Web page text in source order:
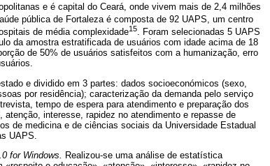
e é capital do Ceará, onde vivem mais de 2,4 milhões
pública de Fortaleza é composta de 92 UAPS, um centro
de média complexidade15. Foram selecionadas 5 UAPS
da amostra estratificada de usuários com idade acima de 18
de 50% de usuários satisfeitos com a humanização, erro
e dividido em 3 partes: dados socioeconómicos (sexo,
por residência); caracterização da demanda pelo serviço
tempo de espera para atendimento e preparação dos
interesse, rapidez no atendimento e repasse de
de medicina e de ciências sociais da Universidade Estadual
UAPS.
for Windows.
Realizou-se uma análise de estatística